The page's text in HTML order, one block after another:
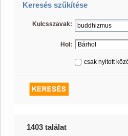
Keresés szűkítése
Kulcsszavak:
Hol:
csak nyitott
1403 találat